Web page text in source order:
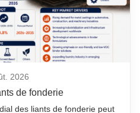
2026
de fonderie
des liants de fonderie peut